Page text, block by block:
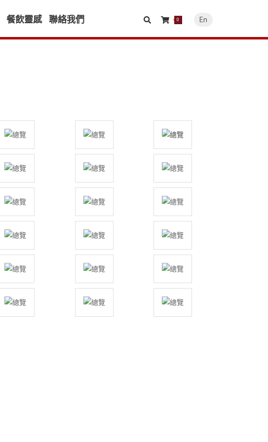
餐飲靈感 聯絡我們 0 En